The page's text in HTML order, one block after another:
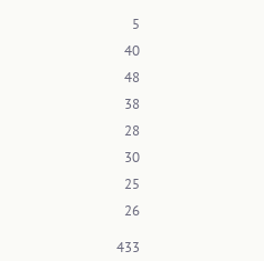
5
40
48
38
28
30
25
26
433